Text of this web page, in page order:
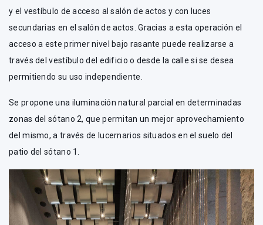
y el vestíbulo de acceso al salón de actos y con luces
secundarias en el salón de actos. Gracias a esta operación el
acceso a este primer nivel bajo rasante puede realizarse a
través del vestíbulo del edificio o desde la calle si se desea
permitiendo su uso independiente.
Se propone una iluminación natural parcial en determinadas
zonas del sótano 2, que permitan un mejor aprovechamiento
del mismo, a través de lucernarios situados en el suelo del
patio del sótano 1.